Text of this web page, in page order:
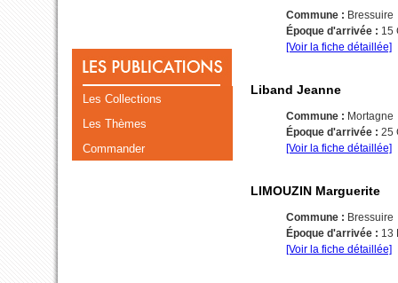
Les Collections
Les Thèmes
Commander
Commune : Bressuire
Époque d'arrivée : 15
[Voir la fiche détaillée]
Liband Jeanne
Commune : Mortagne
Époque d'arrivée : 25
[Voir la fiche détaillée]
LIMOUZIN Marguerite
Commune : Bressuire
Époque d'arrivée : 13
[Voir la fiche détaillée]